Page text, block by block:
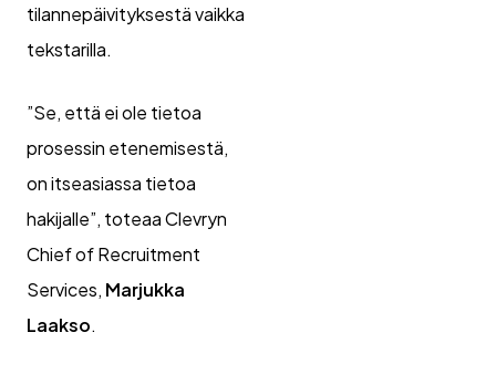
tilannepäivityksestä vaikka
tekstarilla.
”Se, että ei ole tietoa
prosessin etenemisestä,
on itseasiassa tietoa
hakijalle”, toteaa Clevryn
Chief of Recruitment
Services, Marjukka
Laakso.